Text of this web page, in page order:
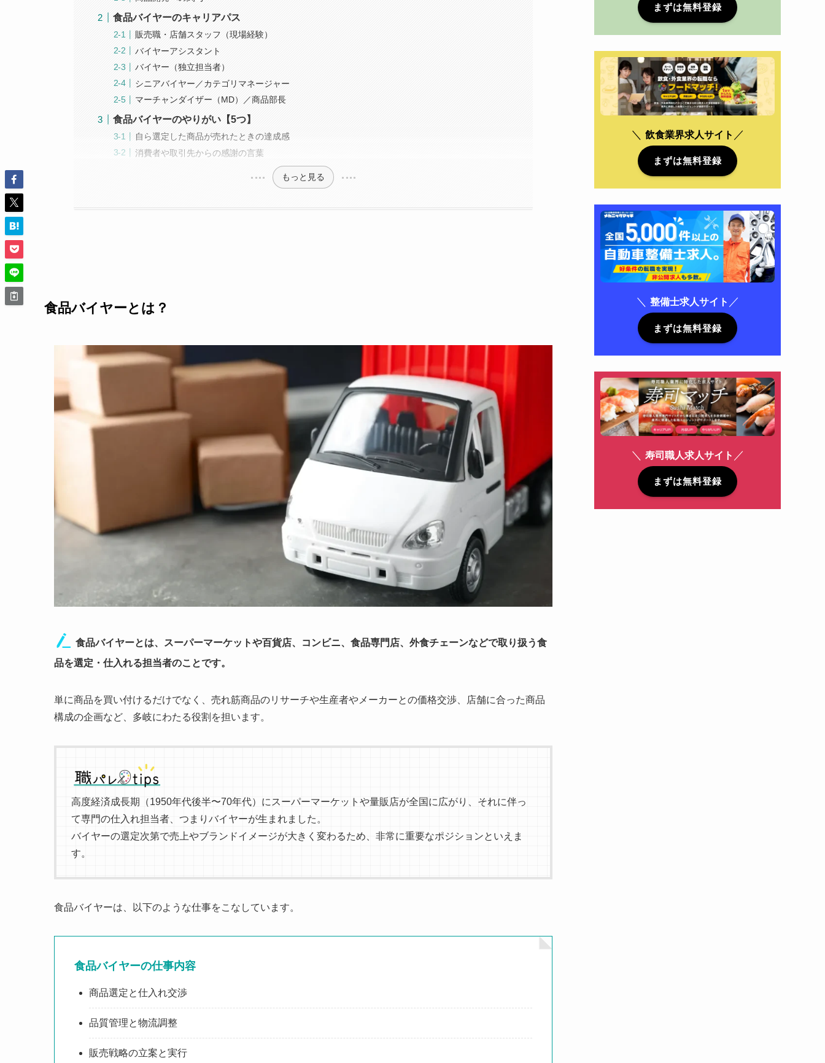
食品バイヤーのキャリアパス
販売職・店舗スタッフ（現場経験）
バイヤーアシスタント
バイヤー（独立担当者）
シニアバイヤー／カテゴリマネージャー
マーチャンダイザー（MD）／商品部長
食品バイヤーのやりがい【5つ】
自ら選定した商品が売れたときの達成感
消費者や取引先からの感謝の言葉
もっと見る
食品バイヤーとは？
食品バイヤーとは、スーパーマーケットや百貨店、コンビニ、食品専門店、外食チェーンなどで取り扱う食
品を選定・仕入れる担当者のことです。
単に商品を買い付けるだけでなく、売れ筋商品のリサーチや生産者やメーカーとの価格交渉、店舗に合った商品
構成の企画など、多岐にわたる役割を担います。
高度経済成長期（1950年代後半〜70年代）にスーパーマーケットや量販店が全国に広がり、それに伴っ
て専門の仕入れ担当者、つまりバイヤーが生まれました。
バイヤーの選定次第で売上やブランドイメージが大きく変わるため、非常に重要なポジションといえま
す。
食品バイヤーは、以下のような仕事をこなしています。
食品バイヤーの仕事内容
商品選定と仕入れ交渉
品質管理と物流調整
販売戦略の立案と実行
まずは無料登録
＼ 飲食業界求人サイト ／
まずは無料登録
＼ 整備士求人サイト ／
まずは無料登録
＼ 寿司職人求人サイト ／
まずは無料登録